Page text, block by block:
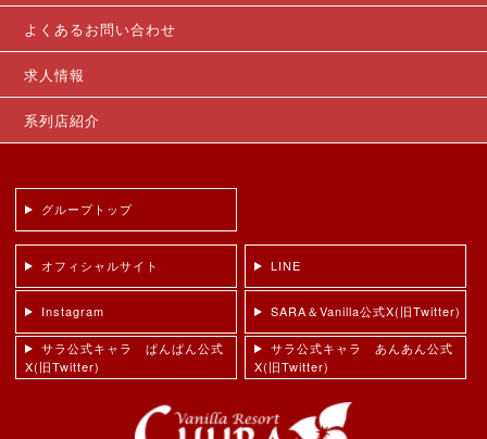
よくあるお問い合わせ
求人情報
系列店紹介
グループトップ
オフィシャルサイト LINE
Instagram SARA＆Vanilla公式X(旧Twitter)
サラ公式キャラ ぱんぱん公式
X(旧Twitter)
サラ公式キャラ あんあん公式
X(旧Twitter)